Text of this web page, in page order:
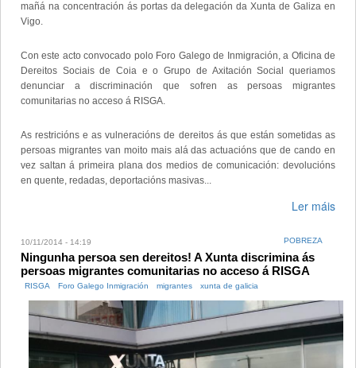
mañá na concentración ás portas da delegación da Xunta de Galiza en
Vigo.
Con este acto convocado polo Foro Galego de Inmigración, a Oficina de
Dereitos Sociais de Coia e o Grupo de Axitación Social queriamos
denunciar a discriminación que sofren as persoas migrantes
comunitarias no acceso á RISGA.
As restricións e as vulneracións de dereitos ás que están sometidas as
persoas migrantes van moito mais alá das actuacións que de cando en
vez saltan á primeira plana dos medios de comunicación: devolucións
en quente, redadas, deportacións masivas...
Ler máis
10/11/2014 - 14:19 POBREZA
Ningunha persoa sen dereitos! A Xunta discrimina ás
persoas migrantes comunitarias no acceso á RISGA
RISGA Foro Galego Inmigración migrantes xunta de galicia